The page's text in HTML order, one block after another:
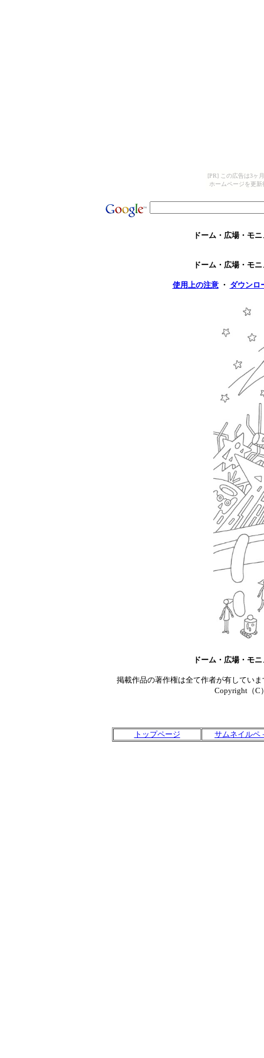
[PR] この広告は3ヶ
ホームページを更
ドーム・広場・モ
ドーム・広場・モ
使用上の注意・ ダウンロ
ドーム・広場・モ
掲載作品の著作権は全て作者が有してい
Copyright（C
トップページ サムネイルペ